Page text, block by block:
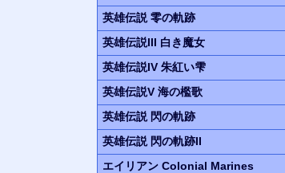
英雄伝説 零の軌跡
英雄伝説III 白き魔女
英雄伝説IV 朱紅い雫
英雄伝説V 海の檻歌
英雄伝説 閃の軌跡
英雄伝説 閃の軌跡II
エイリアン Colonial Marines